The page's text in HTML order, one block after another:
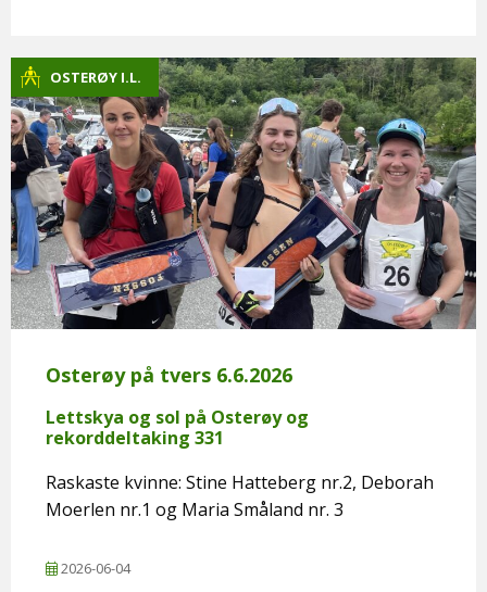
OSTERØY I.L.
Osterøy på tvers 6.6.2026
Lettskya og sol på Osterøy og
rekorddeltaking 331
Raskaste kvinne: Stine Hatteberg nr.2, Deborah
Moerlen nr.1 og Maria Småland nr. 3
2026-06-04